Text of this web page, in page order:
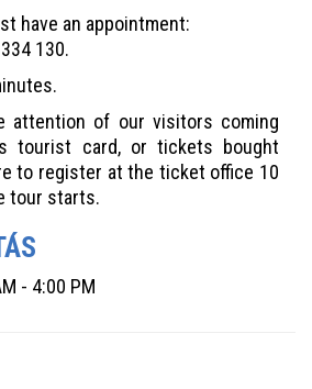
have an appointment:
130.
attention of our visitors coming
tourist card, or tickets bought
to register at the ticket office 10
tour starts.
- 4:00 PM